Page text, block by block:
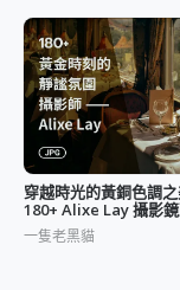
穿越時光的黃銅色調
180+ Alixe Lay 攝影
時刻
一隻老黑貓